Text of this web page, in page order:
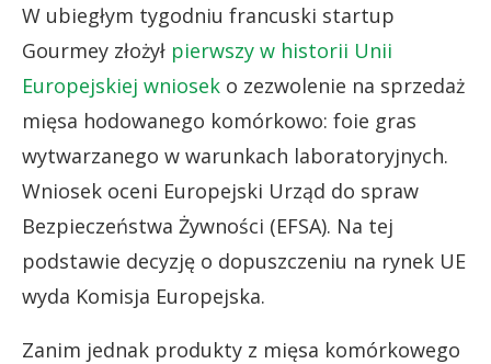
W ubiegłym tygodniu francuski startup
Gourmey złożył pierwszy w historii Unii
Europejskiej wniosek o zezwolenie na sprzedaż
mięsa hodowanego komórkowo: foie gras
wytwarzanego w warunkach laboratoryjnych.
Wniosek oceni Europejski Urząd do spraw
Bezpieczeństwa Żywności (EFSA). Na tej
podstawie decyzję o dopuszczeniu na rynek UE
wyda Komisja Europejska.
Zanim jednak produkty z mięsa komórkowego